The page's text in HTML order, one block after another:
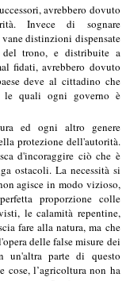
avrebbero dovuto
Invece di sognare
distinzioni dispensate
del trono, e distribuite a
fidati, avrebbero dovuto
deve al cittadino che
le quali ogni governo è
ed ogni altro genere
protezione dell'autorità.
d'incoraggire ciò che è
ostacoli. La necessità si
agisce in modo vizioso,
proporzione colle
le calamità repentine,
fare alla natura, ma che
delle false misure dei
un'altra parte di questo
cose, l’agricoltura non ha